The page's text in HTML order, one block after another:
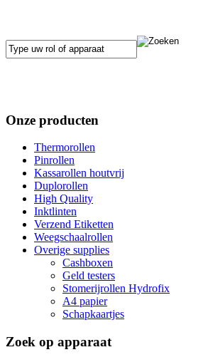
Onze producten
Thermorollen
Pinrollen
Kassarollen houtvrij
Duplorollen
High Quality
Inktlinten
Verzend Etiketten
Weegschaalrollen
Overige supplies
Cashboxen
Geld testers
Stomerijrollen Hydrofix
A4 papier
Schapkaartjes
Zoek op apparaat